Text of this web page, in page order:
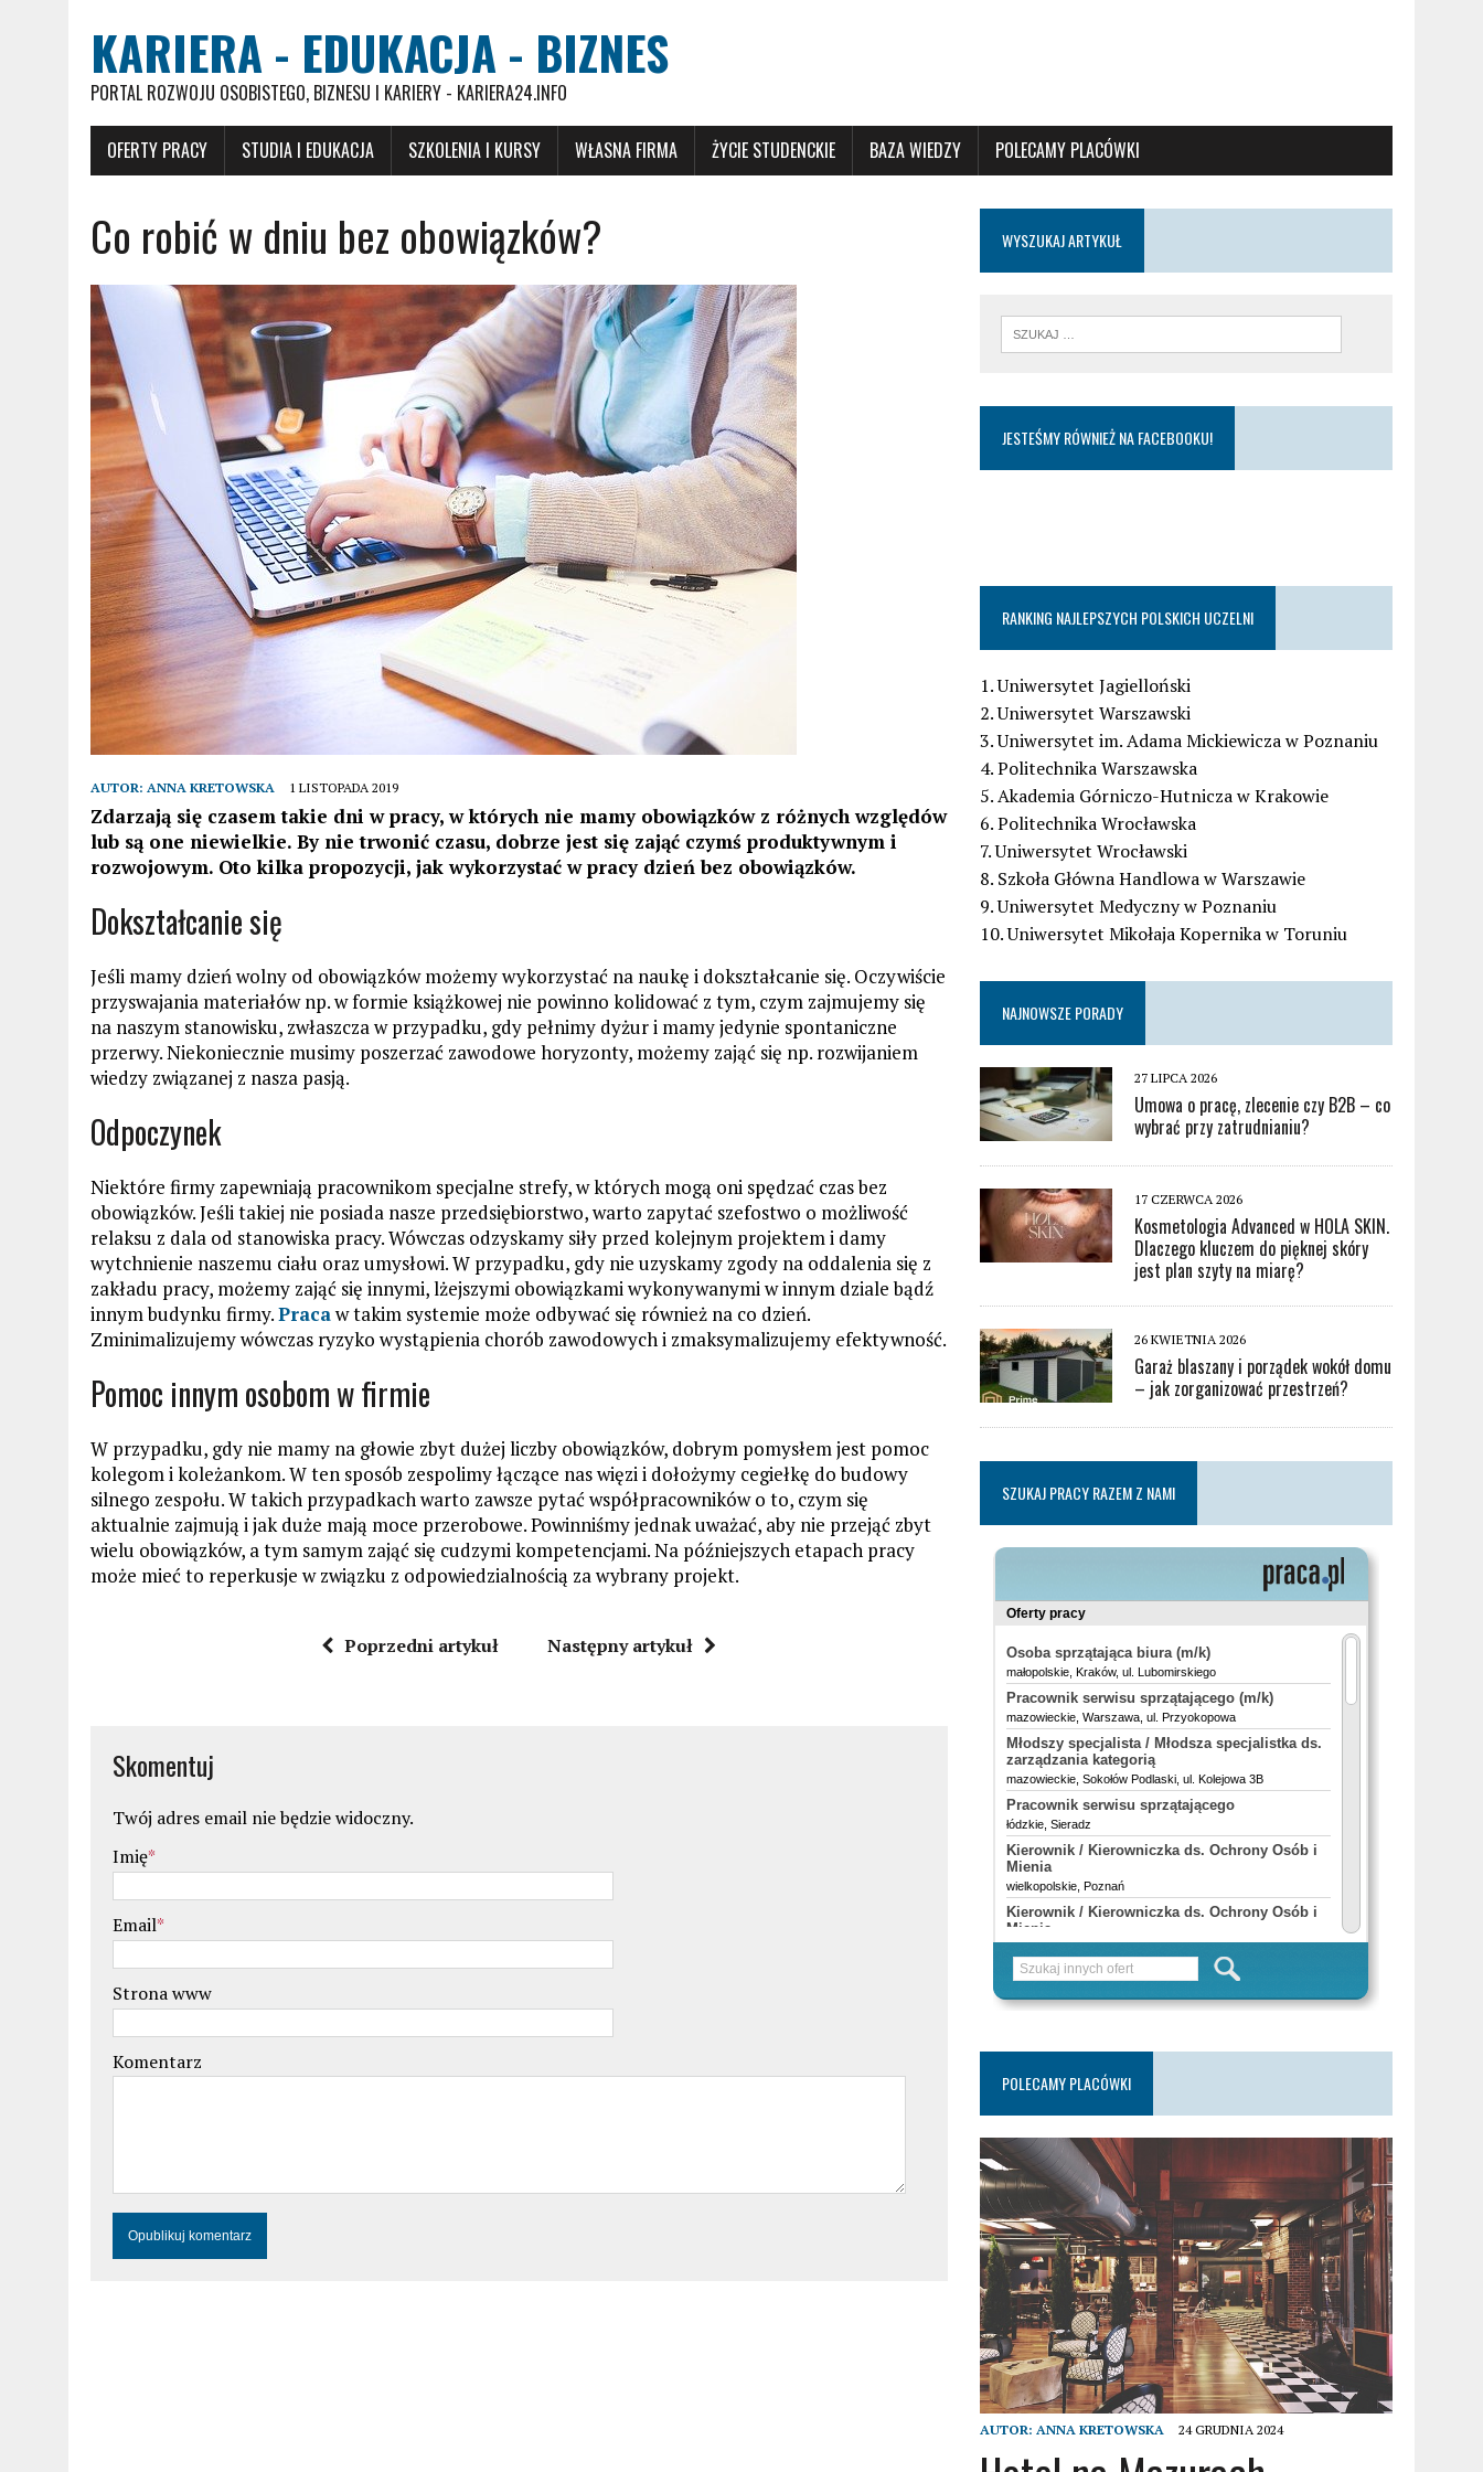
KARIERA - EDUKACJA - BIZNES
PORTAL ROZWOJU OSOBISTEGO, BIZNESU I KARIERY - KARIERA24.INFO
OFERTY PRACY STUDIA I EDUKACJA SZKOLENIA I KURSY WŁASNA FIRMA ŻYCIE STUDENCKIE BAZA WIEDZY POLECAMY PLACÓWKI
Co robić w dniu bez obowiązków?
AUTOR: ANNA KRETOWSKA 1 LISTOPADA 2019
Zdarzają się czasem takie dni w pracy, w których nie mamy obowiązków z różnych względów
lub są one niewielkie. By nie trwonić czasu, dobrze jest się zająć czymś produktywnym i
rozwojowym. Oto kilka propozycji, jak wykorzystać w pracy dzień bez obowiązków.
Dokształcanie się
Jeśli mamy dzień wolny od obowiązków możemy wykorzystać na naukę i dokształcanie się. Oczywiście
przyswajania materiałów np. w formie książkowej nie powinno kolidować z tym, czym zajmujemy się
na naszym stanowisku, zwłaszcza w przypadku, gdy pełnimy dyżur i mamy jedynie spontaniczne
przerwy. Niekoniecznie musimy poszerzać zawodowe horyzonty, możemy zająć się np. rozwijaniem
wiedzy związanej z nasza pasją.
Odpoczynek
Niektóre firmy zapewniają pracownikom specjalne strefy, w których mogą oni spędzać czas bez
obowiązków. Jeśli takiej nie posiada nasze przedsiębiorstwo, warto zapytać szefostwo o możliwość
relaksu z dala od stanowiska pracy. Wówczas odzyskamy siły przed kolejnym projektem i damy
wytchnienie naszemu ciału oraz umysłowi. W przypadku, gdy nie uzyskamy zgody na oddalenia się z
zakładu pracy, możemy zająć się innymi, lżejszymi obowiązkami wykonywanymi w innym dziale bądź
innym budynku firmy.Pracaw takim systemie może odbywać się również na co dzień.
Zminimalizujemy wówczas ryzyko wystąpienia chorób zawodowych i zmaksymalizujemy efektywność.
Pomoc innym osobom w firmie
W przypadku, gdy nie mamy na głowie zbyt dużej liczby obowiązków, dobrym pomysłem jest pomoc
kolegom i koleżankom. W ten sposób zespolimy łączące nas więzi i dołożymy cegiełkę do budowy
silnego zespołu. W takich przypadkach warto zawsze pytać współpracowników o to, czym się
aktualnie zajmują i jak duże mają moce przerobowe. Powinniśmy jednak uważać, aby nie przejąć zbyt
wielu obowiązków, a tym samym zająć się cudzymi kompetencjami. Na późniejszych etapach pracy
może mieć to reperkusje w związku z odpowiedzialnością za wybrany projekt.
Poprzedni artykuł Następny artykuł
Skomentuj
Twój adres email nie będzie widoczny.
Imię*
Email*
Strona www
Komentarz
WYSZUKAJ ARTYKUŁ
JESTEŚMY RÓWNIEŻ NA FACEBOOKU!
RANKING NAJLEPSZYCH POLSKICH UCZELNI
1. Uniwersytet Jagielloński
2. Uniwersytet Warszawski
3. Uniwersytet im. Adama Mickiewicza w Poznaniu
4. Politechnika Warszawska
5. Akademia Górniczo-Hutnicza w Krakowie
6. Politechnika Wrocławska
7. Uniwersytet Wrocławski
8. Szkoła Główna Handlowa w Warszawie
9. Uniwersytet Medyczny w Poznaniu
10. Uniwersytet Mikołaja Kopernika w Toruniu
NAJNOWSZE PORADY
27 LIPCA 2026
Umowa o pracę, zlecenie czy B2B – co
wybrać przy zatrudnianiu?
17 CZERWCA 2026
Kosmetologia Advanced w HOLA SKIN.
Dlaczego kluczem do pięknej skóry
jest plan szyty na miarę?
26 KWIETNIA 2026
Garaż blaszany i porządek wokół domu
– jak zorganizować przestrzeń?
SZUKAJ PRACY RAZEM Z NAMI
POLECAMY PLACÓWKI
AUTOR: ANNA KRETOWSKA 24 GRUDNIA 2024